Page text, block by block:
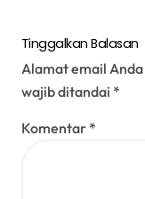
Tinggalkan Balasan
Alamat email
wajib ditandai *
Komentar *